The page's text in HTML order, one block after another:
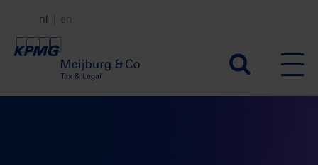
naar
Secundair
menu
nl en